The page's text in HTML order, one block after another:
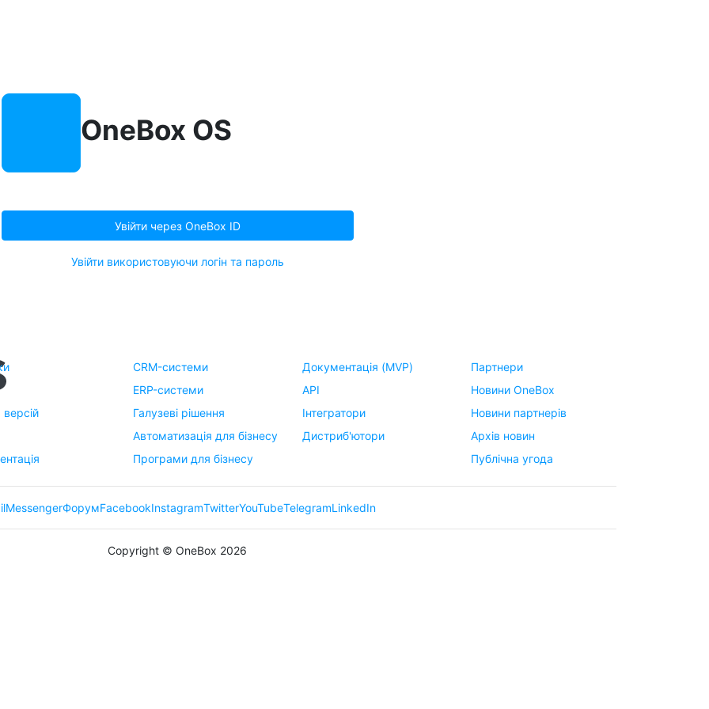
OneBox OS
Увійти через OneBox ID
Увійти використовуючи логін та пароль
версій
CRM-системи
ERP-системи
Галузеві рішення
Автоматизація для бізнесу
Програми для бізнесу
Документація (MVP)
API
Інтегратори
Дистриб'ютори
Партнери
Новини OneBox
Новини партнерів
Архів новин
Публічна угода
MessengerФорумFacebookInstagramTwitterYouTubeTelegramLinkedIn
Copyright © OneBox 2026